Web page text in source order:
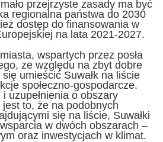
przejrzyste zasady ma być
regionalna państwa do 2030
dostęp do finansowania w
na lata 2021-2027.
wspartych przez posła
ze względu na zbyt dobre
umieścić Suwałk na liście
społeczno-gospodarcze.
uzupełnienia o obszary
jest to, że na podobnych
się na liście, Suwałki
w dwóch obszarach –
oraz inwestycjach w klimat.